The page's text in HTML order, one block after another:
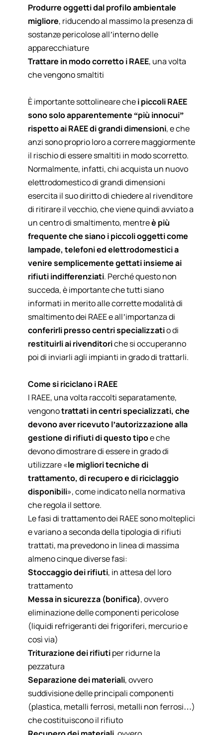
Produrre oggetti dal profilo ambientale
migliore, riducendo al massimo la presenza di
sostanze pericolose all’interno delle
apparecchiature
Trattare in modo corretto i RAEE, una volta
che vengono smaltiti
È importante sottolineare chei piccoli RAEE
sono solo apparentemente “più innocui”
rispetto ai RAEE di grandi dimensioni, e che
anzi sono proprio loro a correre maggiormente
il rischio di essere smaltiti in modo scorretto.
Normalmente, infatti, chi acquista un nuovo
elettrodomestico di grandi dimensioni
esercita il suo diritto di chiedere al rivenditore
di ritirare il vecchio, che viene quindi avviato a
un centro di smaltimento, mentreè più
frequente che siano i piccoli oggetti come
lampade, telefoni ed elettrodomestici a
venire semplicemente gettati insieme ai
rifiuti indifferenziati. Perché questo non
succeda, è importante che tutti siano
informati in merito alle corrette modalità di
smaltimento dei RAEE e all’importanza di
conferirli presso centri specializzatio di
restituirli ai rivenditoriche si occuperanno
poi di inviarli agli impianti in grado di trattarli.
Come si riciclano i RAEE
I RAEE, una volta raccolti separatamente,
vengonotrattati in centri specializzati, che
devono aver ricevuto l’autorizzazione alla
gestione di rifiuti di questo tipoe che
devono dimostrare di essere in grado di
utilizzare «le migliori tecniche di
trattamento, di recupero e di riciclaggio
disponibili», come indicato nella normativa
che regola il settore.
Lefasi di trattamento dei RAEEsono molteplici
e variano a seconda della tipologia di rifiuti
trattati, ma prevedono in linea di massima
almeno cinque diverse fasi:
Stoccaggio dei rifiuti, in attesa del loro
trattamento
Messa in sicurezza (bonifica), ovvero
eliminazione delle componenti pericolose
(liquidi refrigeranti dei frigoriferi, mercurio e
così via)
Triturazione dei rifiutiper ridurne la
pezzatura
Separazione dei materiali, ovvero
suddivisione delle principali componenti
(plastica, metalli ferrosi, metalli non ferrosi…)
che costituiscono il rifiuto